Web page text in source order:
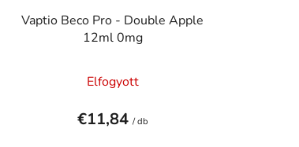
Vaptio Beco Pro - Double Apple
12ml 0mg
Elfogyott
€11,84 / db